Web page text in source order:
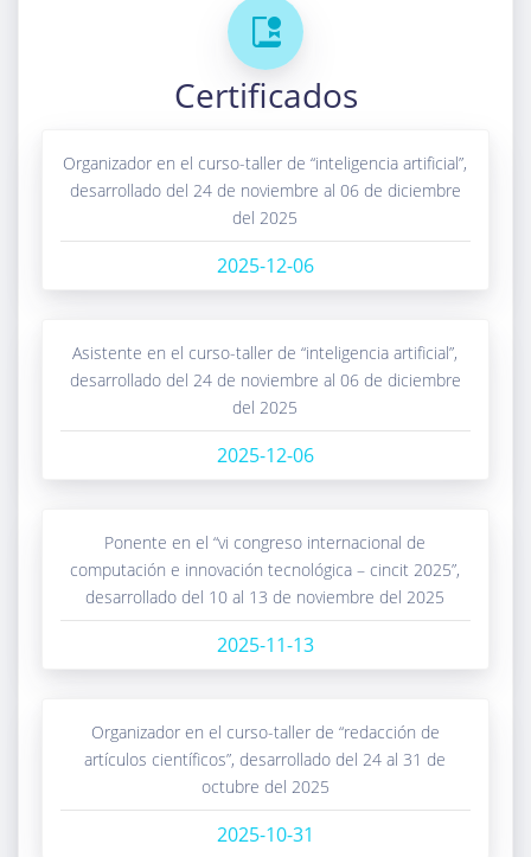
Certificados
organizador en el curso-taller de “inteligencia artificial”,
desarrollado del 24 de noviembre al 06 de diciembre
del 2025
2025-12-06
asistente en el curso-taller de “inteligencia artificial”,
desarrollado del 24 de noviembre al 06 de diciembre
del 2025
2025-12-06
ponente en el “vi congreso internacional de
computación e innovación tecnológica – cincit 2025”,
desarrollado del 10 al 13 de noviembre del 2025
2025-11-13
organizador en el curso-taller de “redacción de
artículos científicos”, desarrollado del 24 al 31 de
octubre del 2025
2025-10-31